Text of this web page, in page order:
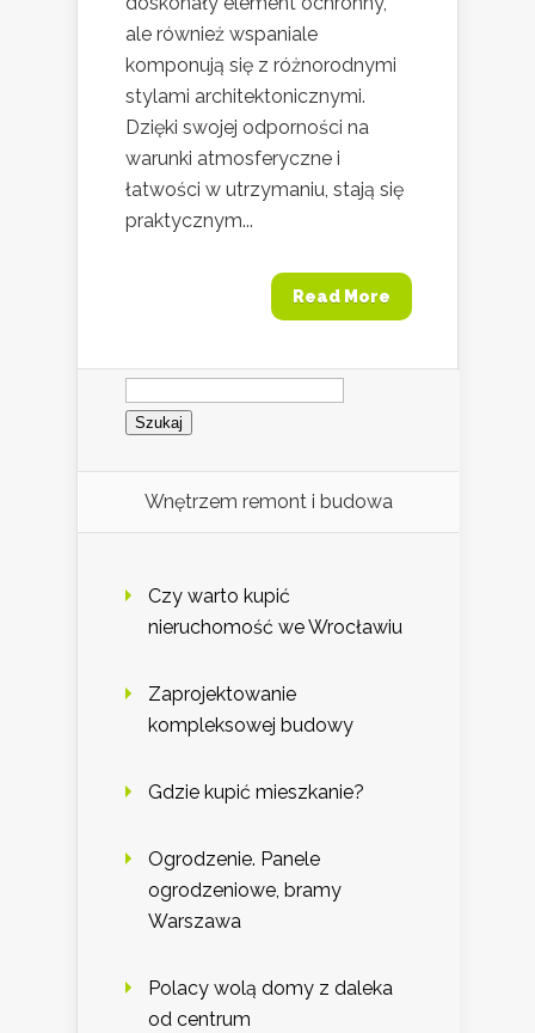
ale również wspaniale
komponują się z różnorodnymi
stylami architektonicznymi.
Dzięki swojej odporności na
warunki atmosferyczne i
łatwości w utrzymaniu, stają się
praktycznym...
Read More
Szukaj:
Wnętrzem remont i budowa
Czy warto kupić
nieruchomość we Wrocławiu
Zaprojektowanie
kompleksowej budowy
Gdzie kupić mieszkanie?
Ogrodzenie. Panele
ogrodzeniowe, bramy
Warszawa
Polacy wolą domy z daleka
od centrum